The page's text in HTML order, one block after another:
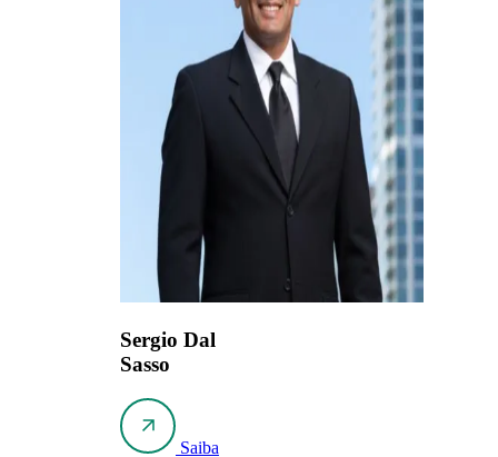
Sergio Dal
Sasso
Saiba